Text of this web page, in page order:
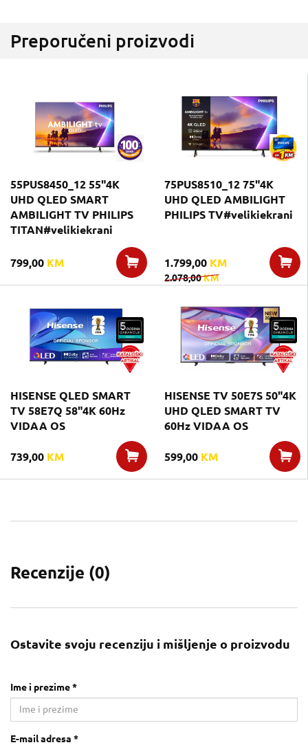
Preporučeni proizvodi
55PUS8450_12 55"4K
UHD QLED SMART
AMBILIGHT TV PHILIPS
TITAN#velikiekrani
799,00 KM
75PUS8510_12 75"4K
UHD QLED AMBILIGHT
PHILIPS TV#velikiekrani
1.799,00 KM
2.078,00KM
HISENSE QLED SMART
TV 58E7Q 58"4K 60Hz
VIDAA OS
739,00 KM
HISENSE TV 50E7S 50"4K
UHD QLED SMART TV
60Hz VIDAA OS
599,00 KM
Recenzije (0)
Ostavite svoju recenziju i mišljenje o proizvodu
Ime i prezime *
E-mail adresa *